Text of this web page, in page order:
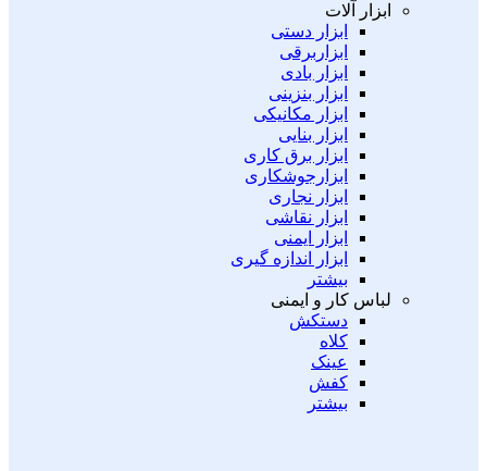
ابزار آلات
ابزار دستی
ابزاربرقی
ابزار بادی
ابزار بنزینی
ابزار مکانیکی
ابزار بنایی
ابزار برق کاری
ابزارجوشکاری
ابزار نجاری
ابزار نقاشی
ابزار ایمنی
ابزار اندازه گیری
بیشتر
لباس کار و ایمنی
دستکش
کلاه
عینک
کفش
بیشتر